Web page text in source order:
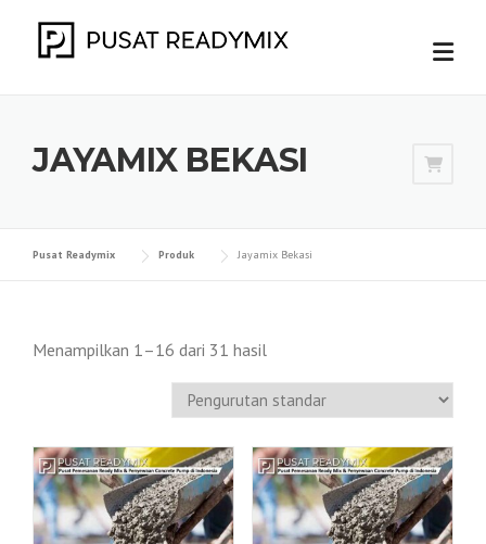
JAYAMIX BEKASI
Pusat Readymix Produk Jayamix Bekasi
Menampilkan 1–16 dari 31 hasil